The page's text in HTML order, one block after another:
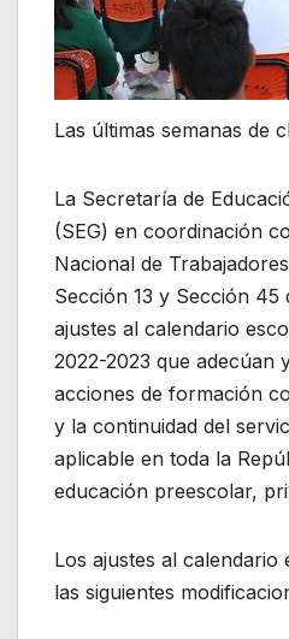
Las últimas semanas de
La Secretaría de
(SEG) en coordinación
Nacional de
Sección 13 y Sección
ajustes al calendario
2022-2023 que adecúan
acciones de formación
y la continuidad del
aplicable en toda la
educación preescolar,
Los ajustes al
las siguientes